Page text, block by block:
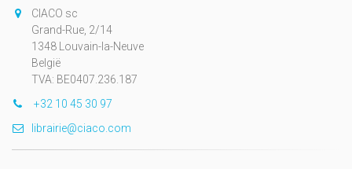
CIACO sc
Grand-Rue, 2/14
1348 Louvain-la-Neuve
België
TVA: BE0407.236.187
+32 10 45 30 97
librairie@ciaco.com